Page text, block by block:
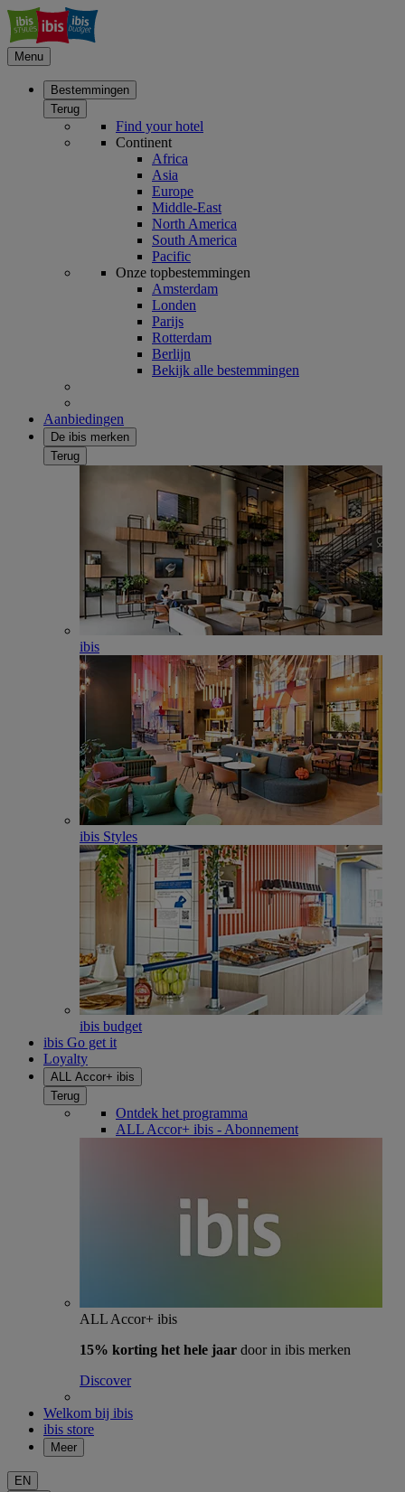
Menu
Bestemmingen
Terug
Find your hotel
Continent
Africa
Asia
Europe
Middle-East
North America
South America
Pacific
Onze topbestemmingen
Amsterdam
Londen
Parijs
Rotterdam
Berlijn
Bekijk alle bestemmingen
Aanbiedingen
De ibis merken
Terug
ibis
ibis Styles
ibis budget
ibis Go get it
Loyalty
ALL Accor+ ibis
Terug
Ontdek het programma
ALL Accor+ ibis - Abonnement
ALL Accor+ ibis
15% korting het hele jaar door in ibis merken
Discover
Welkom bij ibis
ibis store
Meer
EN